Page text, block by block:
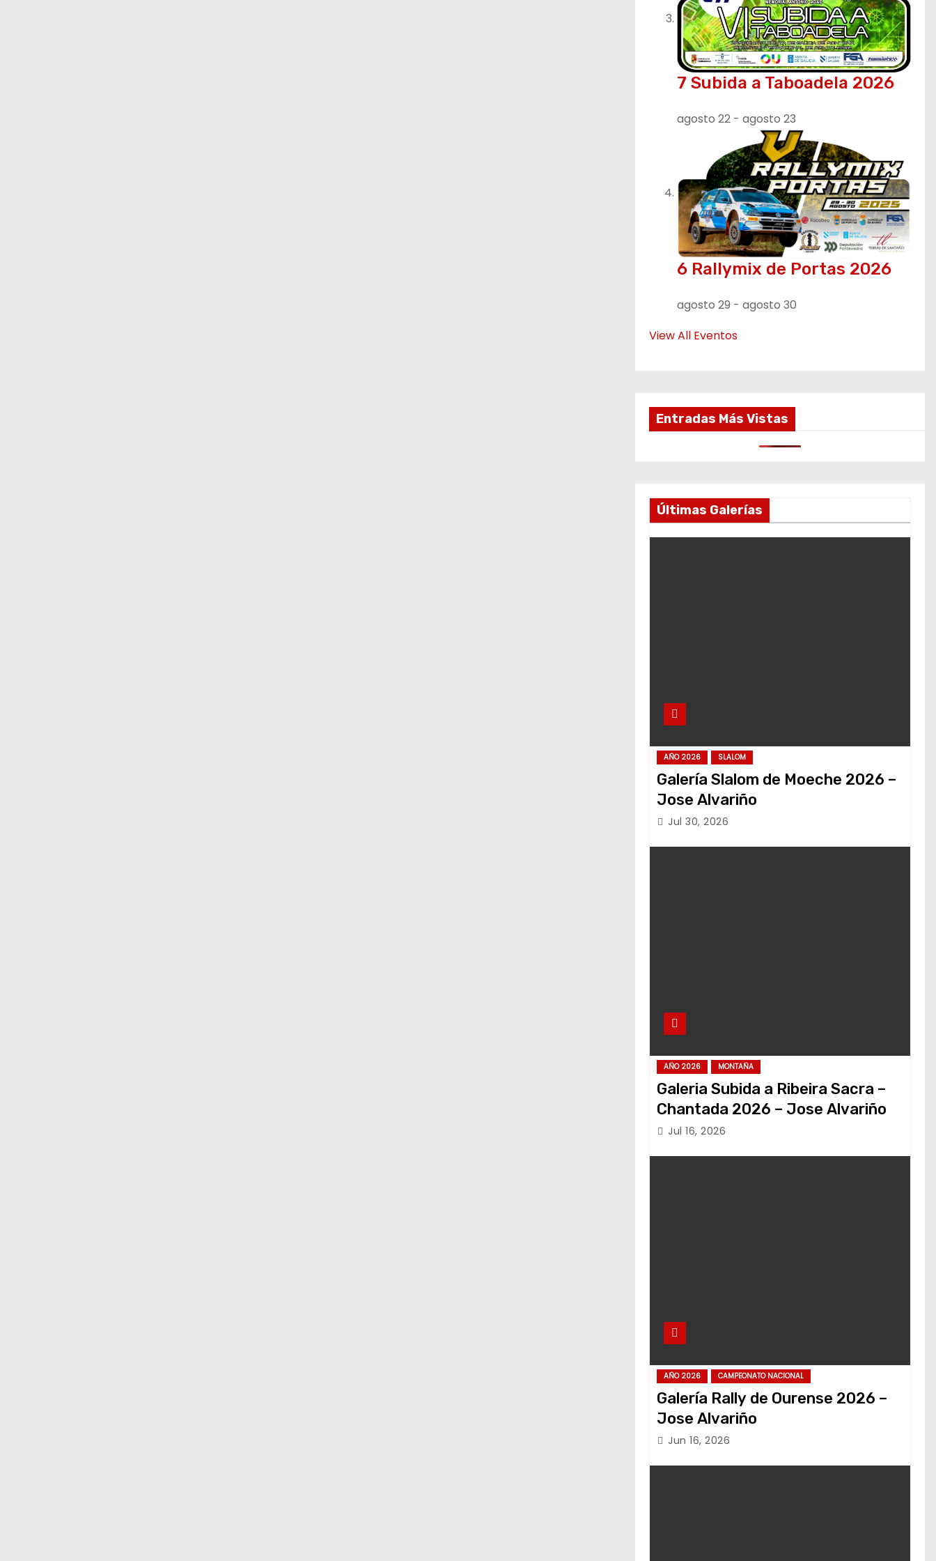
7 Subida a Taboadela 2026
agosto 22 - agosto 23
6 Rallymix de Portas 2026
agosto 29 - agosto 30
View All Eventos
Entradas Más Vistas
Últimas Galerías
AÑO 2026 SLALOM
Galería Slalom de Moeche 2026 –
Jose Alvariño
Jul 30, 2026
AÑO 2026 MONTAÑA
Galeria Subida a Ribeira Sacra –
Chantada 2026 – Jose Alvariño
Jul 16, 2026
AÑO 2026 CAMPEONATO NACIONAL
Galería Rally de Ourense 2026 –
Jose Alvariño
Jun 16, 2026